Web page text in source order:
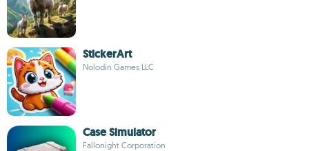
StickerArt
Nolodin Games LLC
Case Simulator
Fallonight Corporation